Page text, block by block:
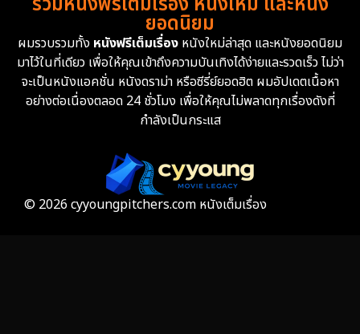
Family ครอบครัว 359
Fantasy จินตนาการ 319
Fiction 9
ยอดนิยม
ผมรวบรวมทั้ง หนังฟรีเต็มเรื่อง หนังใหม่ล่าสุด และหนังยอดนิยม
มาไว้ในที่เดียว เพื่อให้คุณเข้าถึงความบันเทิงได้ง่ายและรวดเร็ว ไม่ว่า
จะเป็นหนังแอคชั่น หนังดราม่า หรือซีรี่ย์ยอดฮิต ผมอัปเดตเนื้อหา
อย่างต่อเนื่องตลอด 24 ชั่วโมง เพื่อให้คุณไม่พลาดทุกเรื่องดังที่
กำลังเป็นกระแส
© 2026 cyyoungpitchers.com หนังเต็มเรื่อง